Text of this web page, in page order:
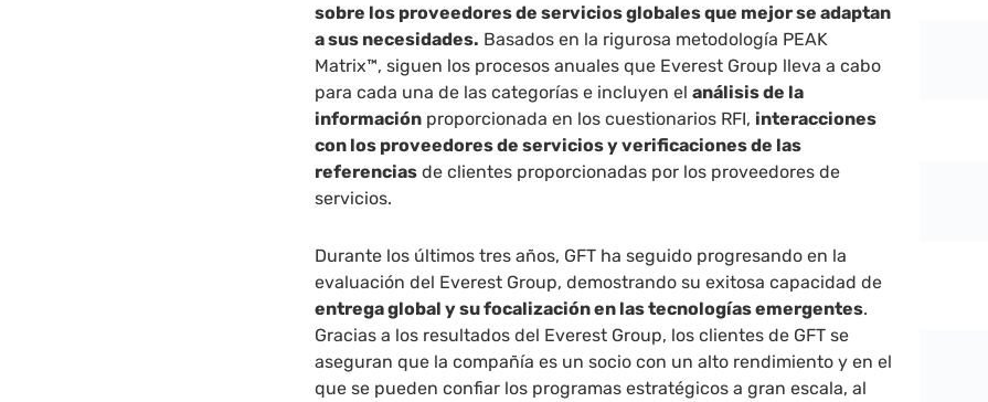
sobre los proveedores de servicios globales que mejor se adaptan
a sus necesidades. Basados en la rigurosa metodología PEAK
Matrix™, siguen los procesos anuales que Everest Group lleva a cabo
para cada una de las categorías e incluyen elanálisis de la
información proporcionada en los cuestionarios RFI, interacciones
con los proveedores de servicios y verificaciones de las
referencias de clientes proporcionadas por los proveedores de
servicios.
Durante los últimos tres años, GFT ha seguido progresando en la
evaluación del Everest Group, demostrando su exitosa capacidad de
entrega global y su focalización en las tecnologías emergentes.
Gracias a los resultados del Everest Group, los clientes de GFT se
aseguran que la compañía es un socio con un alto rendimiento y en el
que se pueden confiar los programas estratégicos a gran escala, al